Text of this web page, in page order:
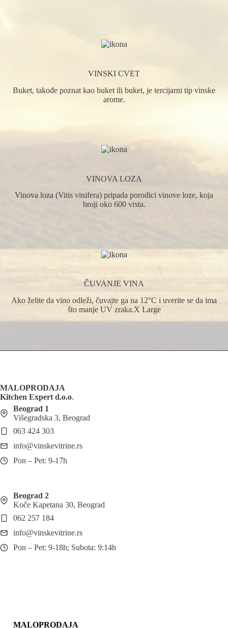
VINSKI CVET
Buket, takođe poznat kao buket ili buket, je tercijarni tip vinske
arome.
VINOVA LOZA
Vinova loza (Vitis vinifera) pripada porodici vinove loze, koja
broji oko 600 vrsta.
ČUVANJE VINA
Ako želite da vino odleži, čuvajte ga na 12°C i uverite se da ima
što manje UV zraka.X Large
MALOPRODAJA
Kitchen Expert d.o.o.
Beograd 1
Višegradska 3, Beograd
063 424 303
info@vinskevitrine.rs
Pon – Pet: 9-17h
Beograd 2
Koče Kapetana 30, Beograd
062 257 184
info@vinskevitrine.rs
Pon – Pet: 9-18h; Subota: 9:14h
MALOPRODAJA